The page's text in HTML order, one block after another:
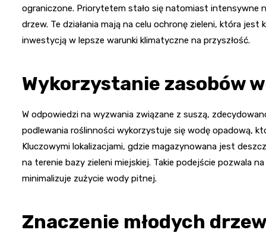
ograniczone. Priorytetem stało się natomiast intensywne
drzew. Te działania mają na celu ochronę zieleni, która
inwestycją w lepsze warunki klimatyczne na przyszłość.
Wykorzystanie zasobów
W odpowiedzi na wyzwania związane z suszą,
podlewania roślinności wykorzystuje się wodę opadową,
Kluczowymi lokalizacjami, gdzie magazynowana jest
na terenie bazy zieleni miejskiej. Takie podejście pozwala
minimalizuje zużycie wody pitnej.
Znaczenie młodych